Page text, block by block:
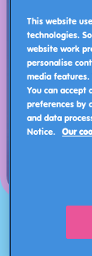
Duik
This website
technologies.
website work
personalise
media features.
You can accept
preferences by
and data
Notice. Our